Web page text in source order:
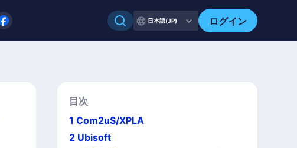
日本語(JP) ログイン
目次
1Com2uS/XPLA
2 Ubisoft